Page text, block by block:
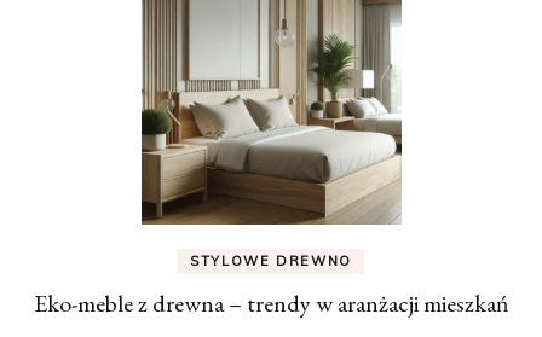
STYLOWE DREWNO
Eko-meble z drewna – trendy w aranżacji mieszkań